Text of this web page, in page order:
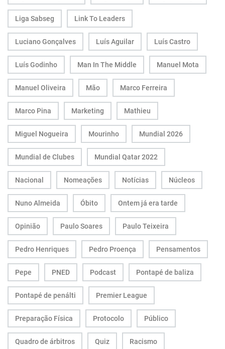
Liga Sabseg Link To Leaders
Luciano Gonçalves Luís Aguilar Luís Castro
Luís Godinho Man In The Middle Manuel Mota
Manuel Oliveira Mão Marco Ferreira
Marco Pina Marketing Mathieu
Miguel Nogueira Mourinho Mundial 2026
Mundial de Clubes Mundial Qatar 2022
Nacional Nomeações Notícias Núcleos
Nuno Almeida Óbito Ontem já era tarde
Opinião Paulo Soares Paulo Teixeira
Pedro Henriques Pedro Proença Pensamentos
Pepe PNED Podcast Pontapé de baliza
Pontapé de penálti Premier League
Preparação Física Protocolo Público
Quadro de árbitros Quiz Racismo